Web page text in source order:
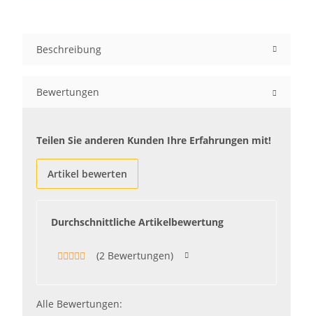
Beschreibung
Bewertungen
Durchschnittliche Artikelbewertung
(2 Bewertungen)
Teilen Sie anderen Kunden Ihre Erfahrungen mit!
Artikel bewerten
Alle Bewertungen: